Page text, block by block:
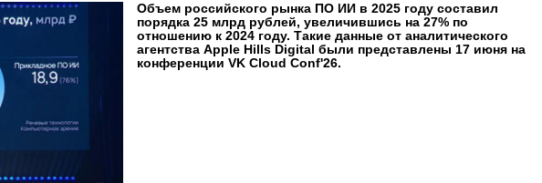
Объем российского рынка ПО ИИ в 2025 году составил
порядка 25 млрд рублей, увеличившись на 27% по
отношению к 2024 году. Такие данные от аналитического
агентства Apple Hills Digital были представлены 17 июня на
конференции VK Cloud Conf'26.